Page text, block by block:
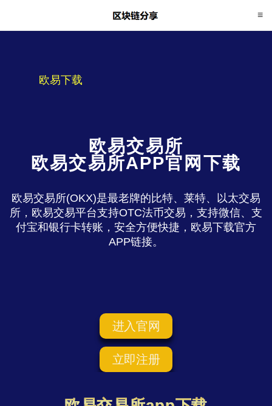
欧易下载
欧易交易所
欧易交易所APP官网下载
欧易交易所(OKX)是最老牌的比特、莱特、以太交易
所，欧易交易平台支持OTC法币交易，支持微信、支
付宝和银行卡转账，安全方便快捷，欧易下载官方
APP链接。
进入官网
立即注册